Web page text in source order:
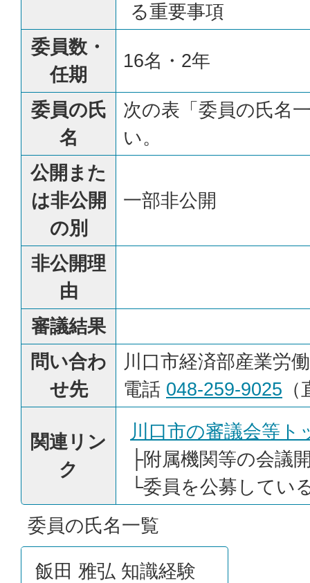
る重要事項
委員数・
任期
16名・2年
委員の氏
名
次の表「委員の氏名
い。
公開また
は非公開
の別
一部非公開
非公開理
由
審議結果
問い合わ
せ先
川口市経済部産業労
電話 048-259-9025
関連リン
ク
川口市の審議会等ト
├附属機関等の会議
└委員を公募してい
委員の氏名一覧
飯田 雅弘 知識経験